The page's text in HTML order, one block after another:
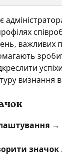
важливих
визнання
→
значок